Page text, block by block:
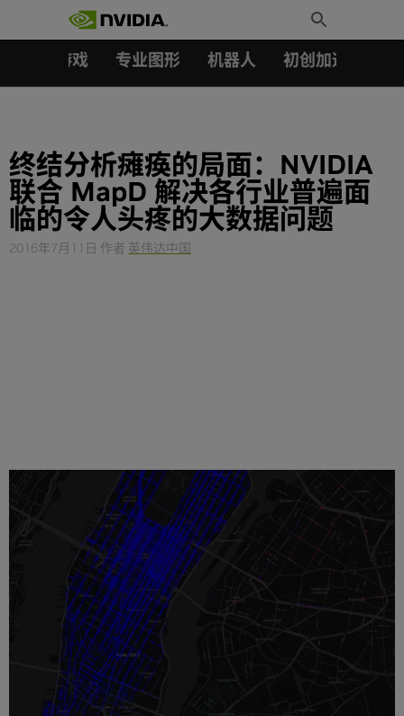
Toggle
Search
游戏 专业图形 机器人 初创加速会员成
终结分析瘫痪的局面：NVIDIA
联合 MapD 解决各行业普遍面
临的令人头疼的大数据问题
2016年7月11日 作者 英伟达中国
过去两年内产生的数据量
比整个人类历史上产生的数据量都
要多。为了以视觉化的方式呈现这些海量信息并从这些信息
中获得深刻见解，MapD 提出一个由
加速计算
的新方法。